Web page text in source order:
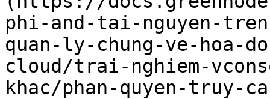
phi-and-tai-nguyen-
quan-ly-chung-ve-hoa-
cloud/trai-nghiem-
khac/phan-quyen-truy-